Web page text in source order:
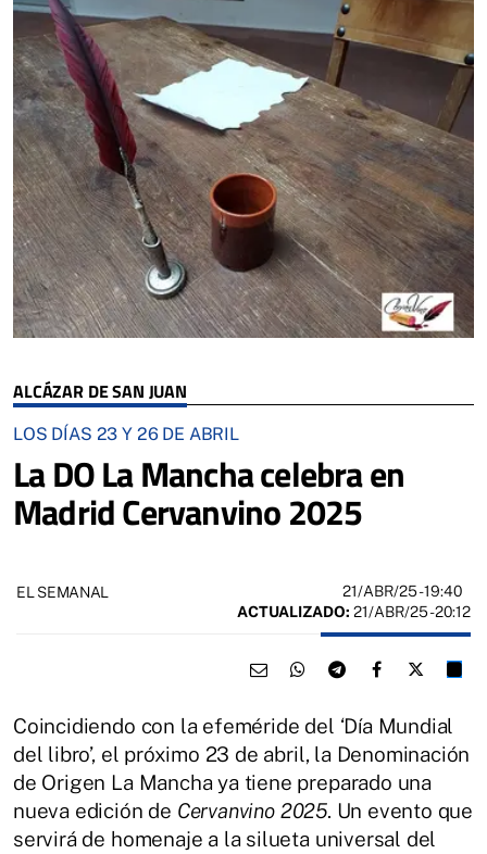
ALCÁZAR DE SAN JUAN
LOS DÍAS 23 Y 26 DE ABRIL
La DO La Mancha celebra en
Madrid Cervanvino 2025
EL SEMANAL 21/ABR/25- 19:40
ACTUALIZADO: 21/ABR/25 - 20:12
Coincidiendo con la efeméride del ‘Día Mundial
del libro’, el próximo 23 de abril, la Denominación
de Origen La Mancha ya tiene preparado una
nueva edición de Cervanvino 2025. Un evento que
servirá de homenaje a la silueta universal del